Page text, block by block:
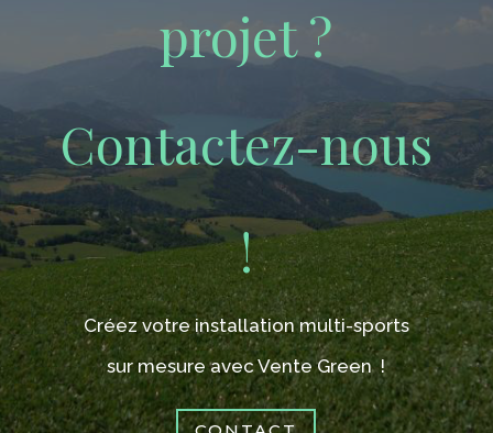
projet ?
Contactez-nous
!
Créez votre installation multi-sports
sur mesure avec Vente Green !